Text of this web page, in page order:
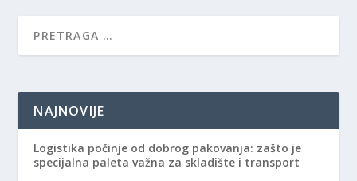
NAJNOVIJE
Logistika počinje od dobrog pakovanja: zašto je
specijalna paleta važna za skladište i transport